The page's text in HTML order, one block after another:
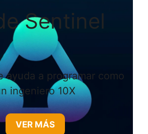
Sentinel
ayuda a programar como
ingeniero 10X
VER MÁS